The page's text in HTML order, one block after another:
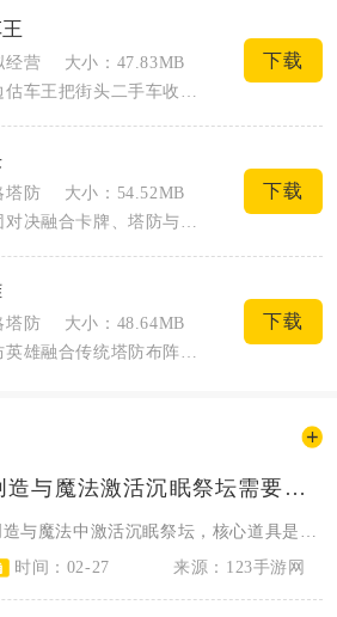
经营
大小：47.83MB
下载
塔防
大小：54.52MB
下载
塔防
大小：48.64MB
下载
创造与魔法激活沉眠祭坛需要什么道具
时间：02-27
来源：123手游网